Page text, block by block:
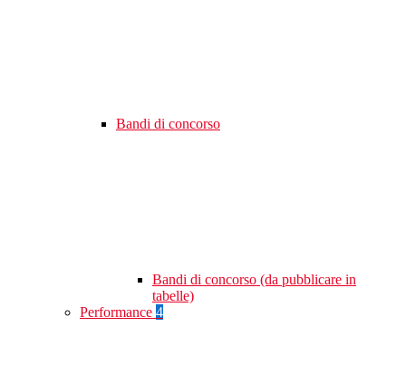
Bandi di concorso
Bandi di concorso (da pubblicare in
tabelle)
Performance 4